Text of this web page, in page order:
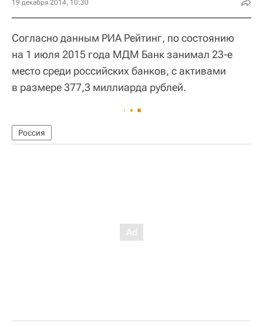
19 декабря 2014, 10:30
Согласно данным РИА Рейтинг, по состоянию
на 1 июля 2015 года МДМ Банк занимал 23-е
место среди российских банков, с активами
в размере 377,3 миллиарда рублей.
Россия